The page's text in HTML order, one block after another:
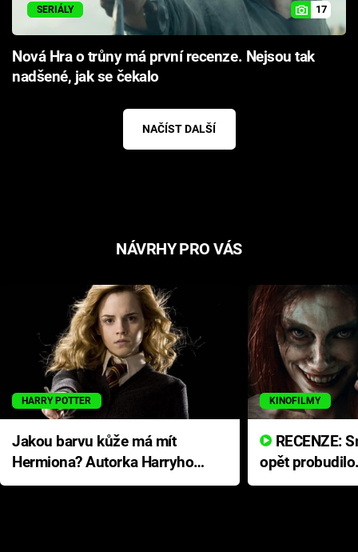
SERIÁLY 17
Nová Hra o trůny má první recenze. Nejsou tak
nadšené, jak se čekalo
NAČÍST DALŠÍ
NÁVRHY PRO VÁS
HARRY POTTER
Jakou barvu kůže má mít
Hermiona? Autorka Harryho
Pottera přišla s ráznou
KINOFILMY
opět
přichází s